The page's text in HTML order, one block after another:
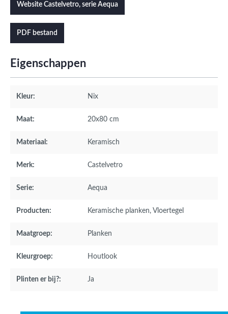
Website Castelvetro, serie Aequa
PDF bestand
Eigenschappen
Kleur: Nix
Maat: 20x80 cm
Materiaal: Keramisch
Merk: Castelvetro
Serie: Aequa
Producten: Keramische planken, Vloertegel
Maatgroep: Planken
Kleurgroep: Houtlook
Plinten er bij?: Ja